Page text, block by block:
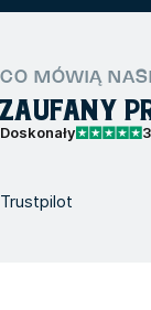
CO MÓWIĄ
ZAUFANY
Doskonały
Trustpilot